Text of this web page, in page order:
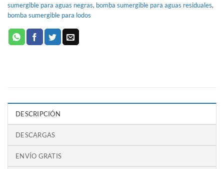
sumergible para aguas negras, bomba sumergible para aguas residuales,
bomba sumergible para lodos
DESCRIPCIÓN
DESCARGAS
ENVÍO GRATIS